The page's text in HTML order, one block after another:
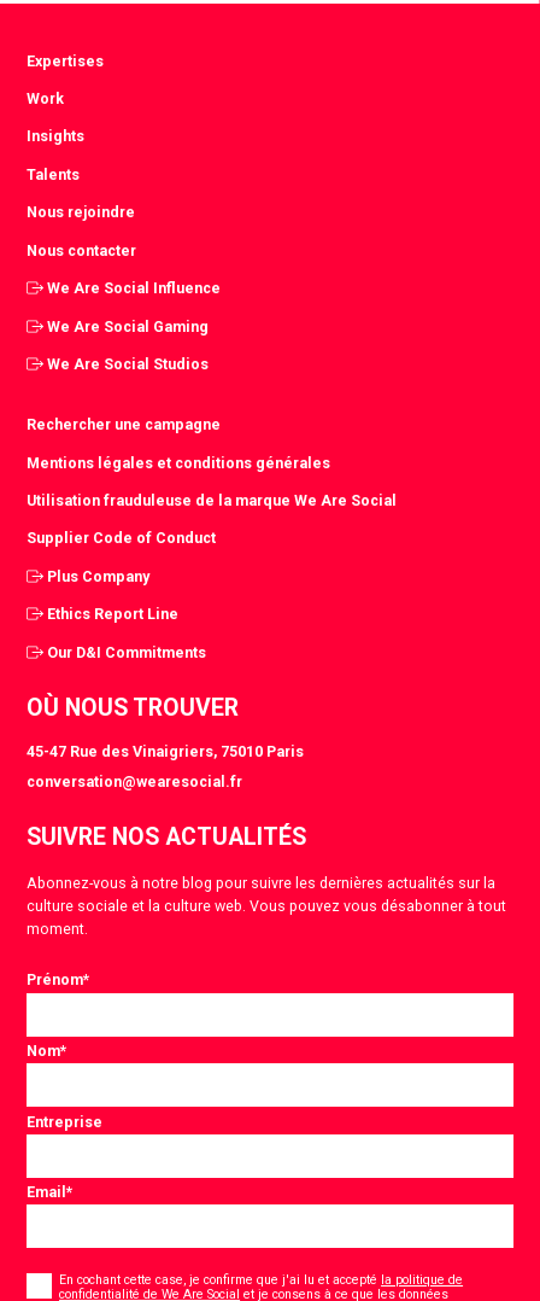
Expertises
Work
Insights
Talents
Nous rejoindre
Nous contacter
We Are Social Influence
We Are Social Gaming
We Are Social Studios
Rechercher une campagne
Mentions légales et conditions générales
Utilisation frauduleuse de la marque We Are Social
Supplier Code of Conduct
Plus Company
Ethics Report Line
Our D&I Commitments
OÙ NOUS TROUVER
45-47 Rue des Vinaigriers, 75010 Paris
conversation@wearesocial.fr
SUIVRE NOS ACTUALITÉS
Abonnez-vous à notre blog pour suivre les dernières actualités sur la
culture sociale et la culture web. Vous pouvez vous désabonner à tout
moment.
Prénom*
Nom*
Entreprise
Email*
Consentement
En cochant cette case, je confirme que j'ai lu et accepté la politique de
confidentialité de We Are Social et je consens à ce que les données